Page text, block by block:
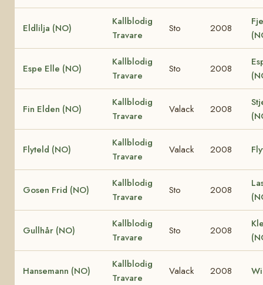
Eldlilja (NO)
Kallblodig
Travare
Sto 2008
Espe Elle (NO)
Kallblodig
Travare
Sto 2008
Fin Elden (NO)
Kallblodig
Travare
Valack 2008
Flyteld (NO)
Kallblodig
Travare
Valack 2008
Gosen Frid (NO)
Kallblodig
Travare
Sto 2008
Gullhår (NO)
Kallblodig
Travare
Sto 2008
Hansemann (NO)
Kallblodig
Travare
Valack 2008